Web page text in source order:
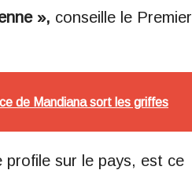
», conseille le Premier
de Mandiana sort les griffes
profile sur le pays, est ce